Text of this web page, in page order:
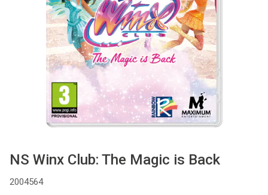
Accessoires
Board Games
Cadeaubon
NS Winx Club: The Magic is Back
2004564